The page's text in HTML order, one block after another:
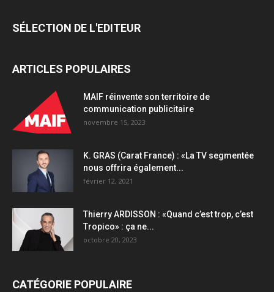
SÉLECTION DE L'EDITEUR
ARTICLES POPULAIRES
MAIF réinvente son territoire de
communication publicitaire
novembre 15, 2023
K. GRAS (Carat France) : «La TV segmentée
nous offrira également...
février 12, 2021
Thierry ARDISSON : «Quand c’est trop, c’est
Tropico» : ça ne...
octobre 20, 2023
CATÉGORIE POPULAIRE